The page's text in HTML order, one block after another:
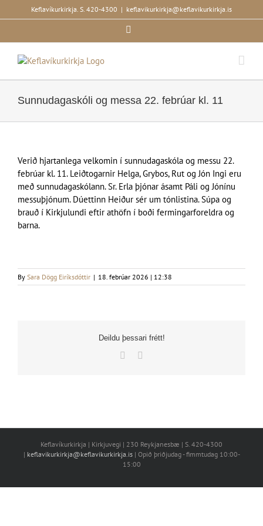
to
Keflavíkurkirkja. S. 420-4300 | keflavikurkirkja@keflavikurkirkja.is
Sunnudagaskóli og messa 22. febrúar kl. 11
Verið hjartanlega velkomin í sunnudagaskóla og messu 22.
febrúar kl. 11. Leiðtogarnir Helga, Grybos, Rut og Jón Ingi eru
með sunnudagaskólann. Sr. Erla þjónar ásamt Páli og Jónínu
messuþjónum. Dúettinn Heiður sér um tónlistina. Súpa og
brauð í Kirkjulundi eftir athöfn í boði fermingarforeldra og
barna.
By Sara Dögg Eiríksdóttir | 18. febrúar 2026 | 12:38
Deildu þessari frétt!
Facebook
Keflavíkurkirkja | Kirkjuvegi | 230 Reykjanesbæ | S. 420-4300
| keflavikurkirkja@keflavikurkirkja.is| Opið þriðjudag - fimmtudag 10:00-
15:00